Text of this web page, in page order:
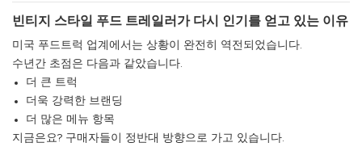
빈티지 스타일 푸드 트레일러가 다시 인기를 얻고 있는 이유
미국 푸드트럭 업계에서는 상황이 완전히 역전되었습니다.
수년간 초점은 다음과 같았습니다.
더 큰 트럭
더욱 강력한 브랜딩
더 많은 메뉴 항목
지금은요? 구매자들이 정반대 방향으로 가고 있습니다.